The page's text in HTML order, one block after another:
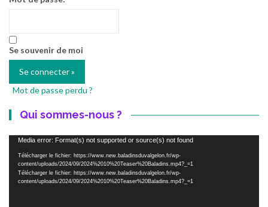
Se souvenir de moi
Mot de passe perdu ?
Qui sommes-nous ?
Lecteur
vidéo
Media error: Format(s) not supported or source(s) not found
Télécharger le fichier: https://www.new.baladinsduvalgelon.fr/wp-
content/uploads/2024/09/2024%2010%20Teaser%20Baladins.mp4?_=1
Télécharger le fichier: https://www.new.baladinsduvalgelon.fr/wp-
content/uploads/2024/09/2024%2010%20Teaser%20Baladins.mp4?_=1